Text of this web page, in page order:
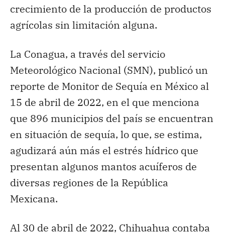
crecimiento de la producción de productos
agrícolas sin limitación alguna.
La Conagua, a través del servicio
Meteorológico Nacional (SMN), publicó un
reporte de Monitor de Sequía en México al
15 de abril de 2022, en el que menciona
que 896 municipios del país se encuentran
en situación de sequía, lo que, se estima,
agudizará aún más el estrés hídrico que
presentan algunos mantos acuíferos de
diversas regiones de la República
Mexicana.
Al 30 de abril de 2022, Chihuahua contaba